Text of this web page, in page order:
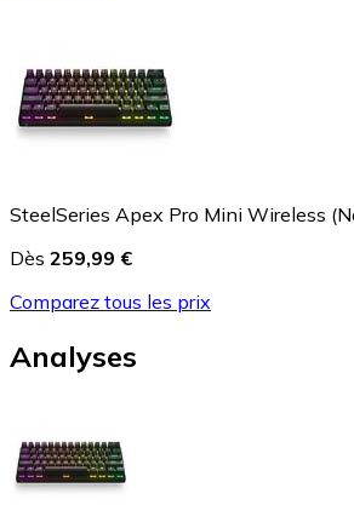
SteelSeries Apex Pro Mini Wireless
Dès 259,99 €
Comparez tous les prix
Analyses